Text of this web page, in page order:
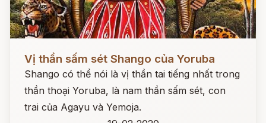
Đọc ngay
Vị thần sấm sét Shango của Yoruba
Shango có thể nói là vị thần tai tiếng nhất trong
thần thoại Yoruba, là nam thần sấm sét, con
trai của Agayu và Yemoja.